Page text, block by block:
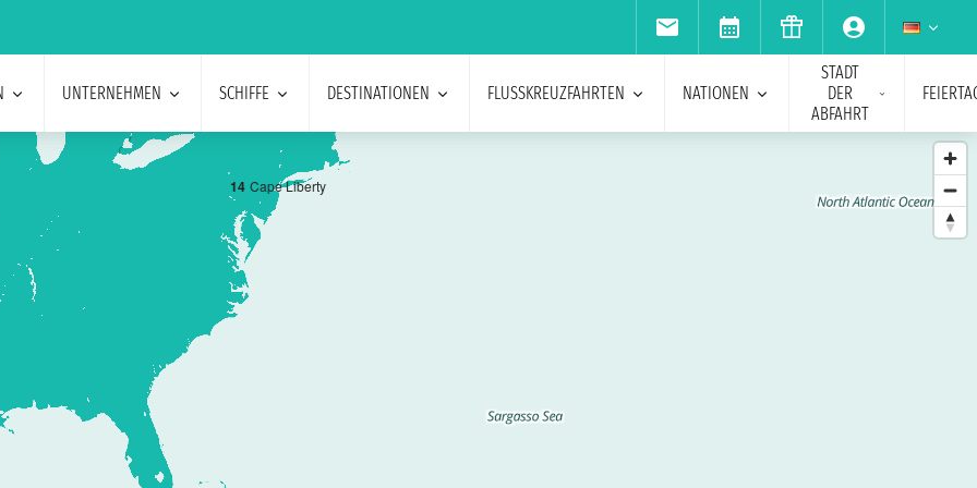
UNTERNEHMEN SCHIFFE DESTINATIONEN FLUSSKREUZFAHRTEN NATIONEN
STADT
DER
ABFAHRT
14 Cape Liberty